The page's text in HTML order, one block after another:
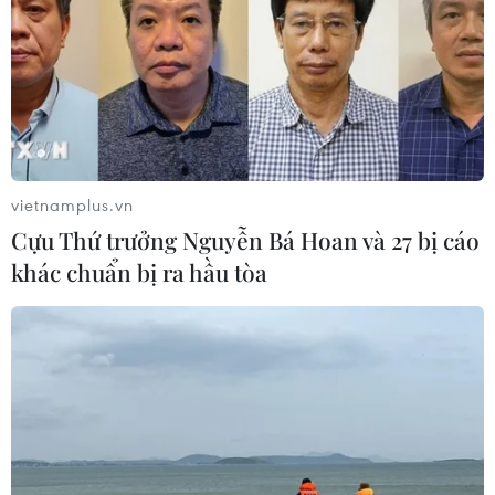
Xem thêm
CƠ QUAN CHỦ QUẢN: THÔNG TẤN XÃ VIỆT NAM
Tổng Biên tập: TRẦN TIẾN DUẨN
Phó Tổng Biên tập: NGUYỄN THỊ TÁM, KHÚC THANH
Ngôn ngữ
TTXVN
vietnamplus.vn
Cựu Thứ trưởng Nguyễn Bá Hoan và 27 bị cáo
khác chuẩn bị ra hầu tòa